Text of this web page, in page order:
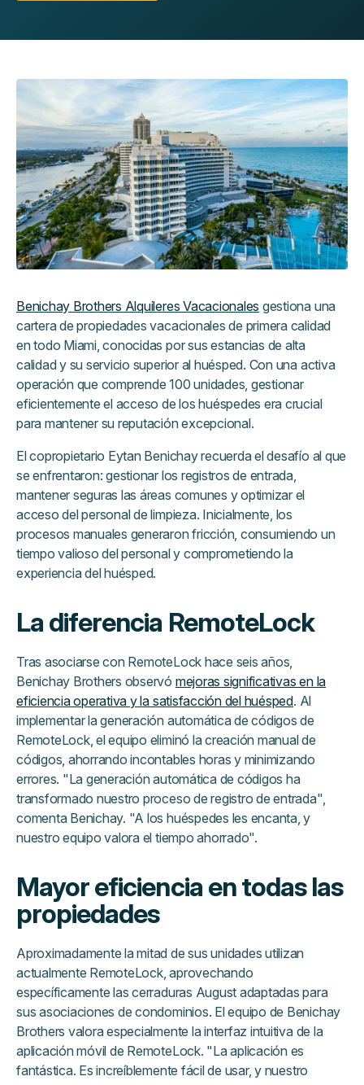
Benichay Brothers Alquileres Vacacionales gestiona una
cartera de propiedades vacacionales de primera calidad
en todo Miami, conocidas por sus estancias de alta
calidad y su servicio superior al huésped. Con una activa
operación que comprende 100 unidades, gestionar
eficientemente el acceso de los huéspedes era crucial
para mantener su reputación excepcional.
El copropietario Eytan Benichay recuerda el desafío al que
se enfrentaron: gestionar los registros de entrada,
mantener seguras las áreas comunes y optimizar el
acceso del personal de limpieza. Inicialmente, los
procesos manuales generaron fricción, consumiendo un
tiempo valioso del personal y comprometiendo la
experiencia del huésped.
La diferencia RemoteLock
Tras asociarse con RemoteLock hace seis años,
Benichay Brothers observó mejoras significativas en la
eficiencia operativa y la satisfacción del huésped. Al
implementar la generación automática de códigos de
RemoteLock, el equipo eliminó la creación manual de
códigos, ahorrando incontables horas y minimizando
errores. "La generación automática de códigos ha
transformado nuestro proceso de registro de entrada",
comenta Benichay. "A los huéspedes les encanta, y
nuestro equipo valora el tiempo ahorrado".
Mayor eficiencia en todas las
propiedades
Aproximadamente la mitad de sus unidades utilizan
actualmente RemoteLock, aprovechando
específicamente las cerraduras August adaptadas para
sus asociaciones de condominios. El equipo de Benichay
Brothers valora especialmente la interfaz intuitiva de la
aplicación móvil de RemoteLock. "La aplicación es
fantástica. Es increíblemente fácil de usar, y nuestro